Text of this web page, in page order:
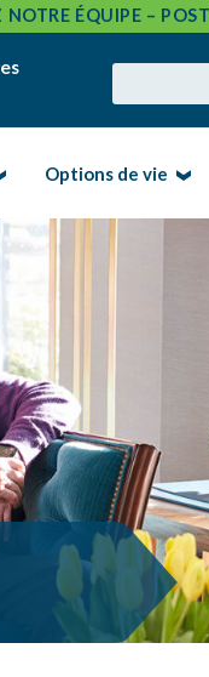
NOTRE ÉQUIPE –
Options de vie